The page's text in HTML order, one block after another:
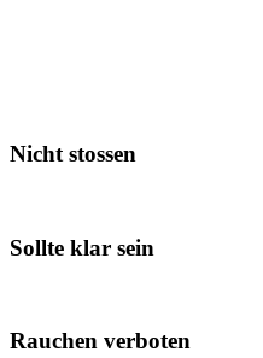
Nicht stossen
Sollte klar sein
Rauchen verboten